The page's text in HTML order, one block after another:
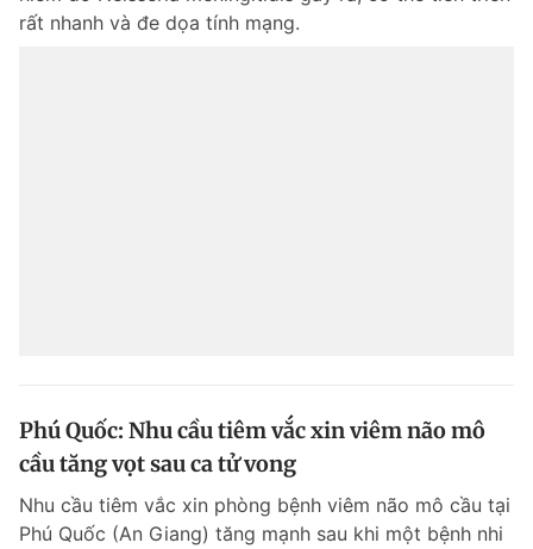
rất nhanh và đe dọa tính mạng.
Phú Quốc: Nhu cầu tiêm vắc xin viêm não mô
cầu tăng vọt sau ca tử vong
Nhu cầu tiêm vắc xin phòng bệnh viêm não mô cầu tại
Phú Quốc (An Giang) tăng mạnh sau khi một bệnh nhi